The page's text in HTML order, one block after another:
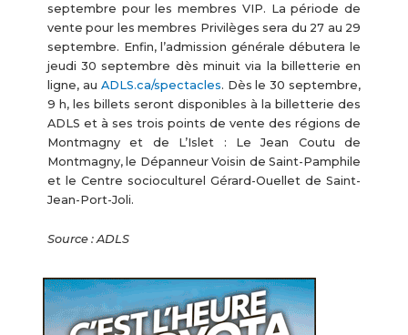
septembre pour les membres VIP. La période de
vente pour les membres Privilèges sera du 27 au 29
septembre. Enfin, l’admission générale débutera le
jeudi 30 septembre dès minuit via la billetterie en
ligne, au ADLS.ca/spectacles. Dès le 30 septembre,
9 h, les billets seront disponibles à la billetterie des
ADLS et à ses trois points de vente des régions de
Montmagny et de L’Islet : Le Jean Coutu de
Montmagny, le Dépanneur Voisin de Saint-Pamphile
et le Centre socioculturel Gérard-Ouellet de Saint-
Jean-Port-Joli.
Source : ADLS